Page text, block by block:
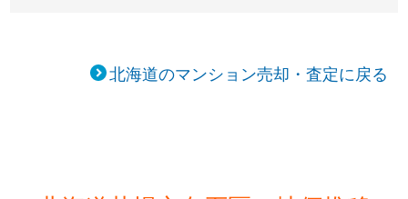
北海道のマンション売却・査定に戻る